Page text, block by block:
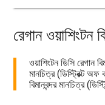
রেগান ওয়াশিংটন
ওয়াশিংটন ডিসি রেগান
মানচিত্র (ডিস্ট্রিক্ট অফ
বিমানবন্দর মানচিত্র